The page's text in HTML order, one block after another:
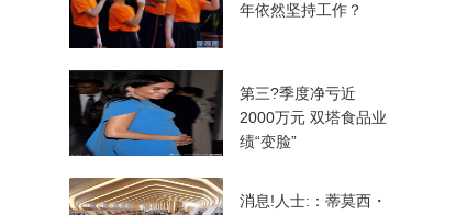
年依然坚持工作？
第三?季度净亏近
2000万元 双塔食品业
绩“变脸”
消息!人士:：蒂莫西・